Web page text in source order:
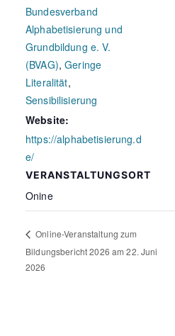
Bundesverband
Alphabetisierung und
Grundbildung e. V.
(BVAG),Geringe
Literalität,
Sensibilisierung
Website:
https://alphabetisierung.d
e/
VERANSTALTUNGSORT
Onine
Online-Veranstaltung zum
Bildungsbericht 2026 am 22. Juni
2026